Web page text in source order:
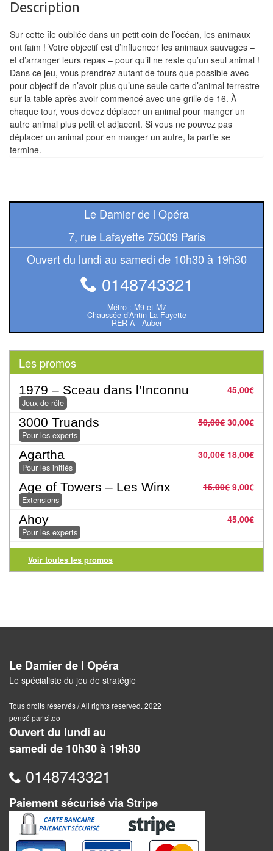
Echiquiers
air
Pendules
Echiquier
pour
aveugles
Logiciels
anglais
Livres
en
Jeux
société
Jeux
de
cartes
à
Collectionner
(TCG)
Les
Classiques
la
famille
Pour
les
initiés
les
experts
En
solitaire
Description
Sur cette île oubliée dans un petit coin de l’océan, les animaux
ont faim ! Votre objectif est d’influencer les animaux sauvages –
et d’arranger leurs repas – pour qu’il ne reste qu’un seul animal !
Dans ce jeu, vous prendrez autant de tours que possible avec
pour objectif de n’avoir plus qu’une seule carte d’animal terrestre
sur la table après avoir commencé avec une grille de 16. À
chaque tour, vous devez déplacer un animal pour manger un
autre animal plus petit et adjacent. Si vous ne pouvez pas
déplacer un animal pour en manger un autre, la partie se
termine.
Le Damier de l Opéra
7, rue Lafayette 75009 Paris
Ouvert du lundi au samedi de 10h30 à 19h30
0148743321
Métro : M9 et M7
Chaussée d’Antin La Fayette
RER A - Auber
Les promos
45,00€
1979 – Sceau dans l’Inconnu
Jeux de rôle
50,00€ 30,00€
3000 Truands
Pour les experts
30,00€ 18,00€
Agartha
Pour les initiés
15,00€ 9,00€
Age of Towers – Les Winx
Extensions
45,00€
Ahoy
Pour les experts
Voir toutes les promos
Le Damier de l Opéra
Le spécialiste du jeu de stratégie
Tous droits réservés / All rights reserved. 2022
pensé par siteo
Ouvert du lundi au
samedi de 10h30 à 19h30
0148743321
Paiement sécurisé via Stripe